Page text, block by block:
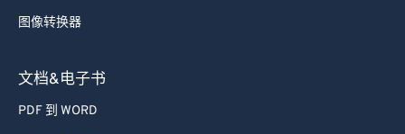
图像转换器
文档&电子书
PDF 到 WORD